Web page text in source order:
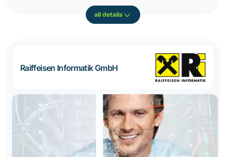
all details
Raiffeisen Informatik GmbH